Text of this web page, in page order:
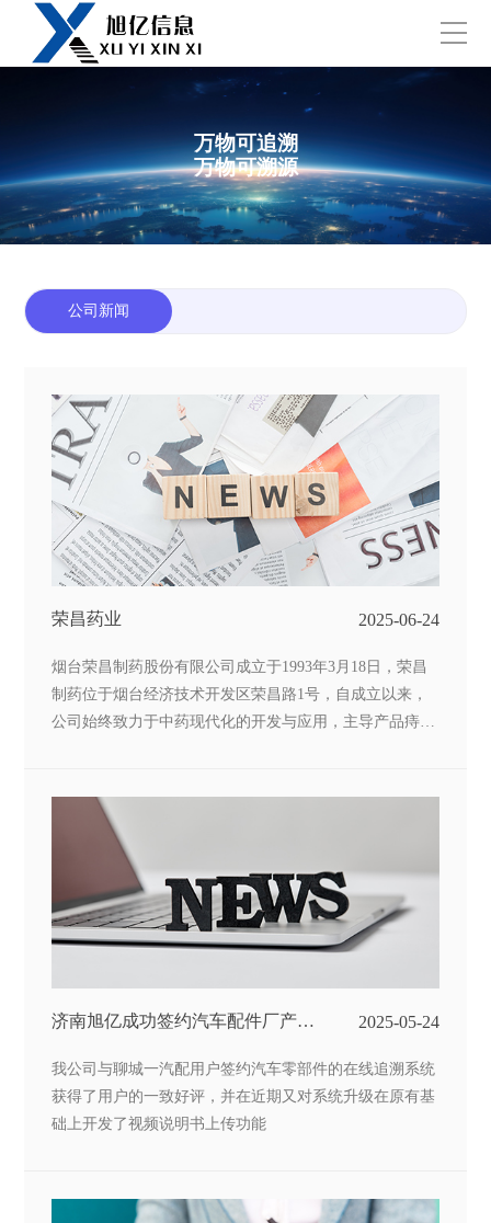
万物可追溯
万物可溯源
公司新闻
荣昌药业 2025-06-24
烟台荣昌制药股份有限公司成立于1993年3月18日，荣昌
制药位于烟台经济技术开发区荣昌路1号，自成立以来，
公司始终致力于中药现代化的开发与应用，主导产品痔疮
在世界上首创了“贴肚脐，治痔疮”方法。
济南旭亿成功签约汽车配件厂产品
2025-05-24
我公司与聊城一汽配用户签约汽车零部件的在线追溯系统
获得了用户的一致好评，并在近期又对系统升级在原有基
础上开发了视频说明书上传功能